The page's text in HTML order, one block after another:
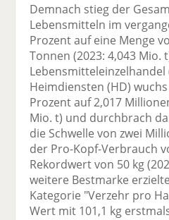
Demnach stieg der
Lebensmitteln im
Prozent auf eine Menge
Tonnen (2023: 4,043 Mio.
Lebensmitteleinzelhandel
Heimdiensten (HD)
Prozent auf 2,017
Mio. t) und durchbrach
die Schwelle von zwei
der Pro-Kopf-Verbrauch
Rekordwert von 50 kg
weitere Bestmarke
Kategorie "Verzehr pro
Wert mit 101,1 kg